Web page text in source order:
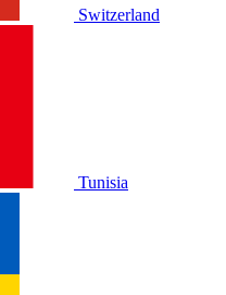
Switzerland
Tunisia